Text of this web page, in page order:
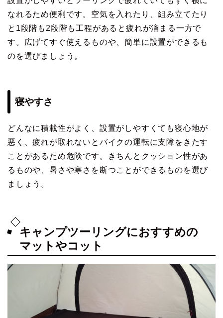
なれるため便利です。空気を入れたり、組み立てたり
と1段階も2段階も工程があると疲れが溜まる一方で
す。広げてすぐ使えるものや、簡単に設置ができるも
のを選びましょう。
寝やすさ
どんなに積載性がよく、設置がしやすくても寝心地が
悪く、疲れが取れないとバイクの運転に支障をきたす
ことがあるため危険です。きちんとクッション性があ
るものや、暑さや寒さを断つことができるものを選び
ましょう。
キャンプツーリングにおすすめの
マットやコット